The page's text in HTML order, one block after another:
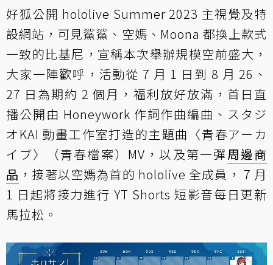
好狐公開 hololive Summer 2023 主視覺及特
設網站，可見鯊鯊、空媽、Moona 都換上款式
一致的比基尼，宣稱本次舉辦規模空前盛大，
大家一陣歡呼，活動從 7 月 1 日到 8 月 26、
27 日為期約 2 個月，福利放好放滿，首日直
播公開由 Honeywork 作詞作曲編曲、スタジ
オKAI 動畫工作室打造的主題曲〈青春アーカ
イブ〉（青春檔案）MV，以及第一彈周邊商
品 ，接著以空媽為首的 hololive 全成員， 7 月
1 日起將接力進行 YT Shorts 短影音每日更新
馬拉松。